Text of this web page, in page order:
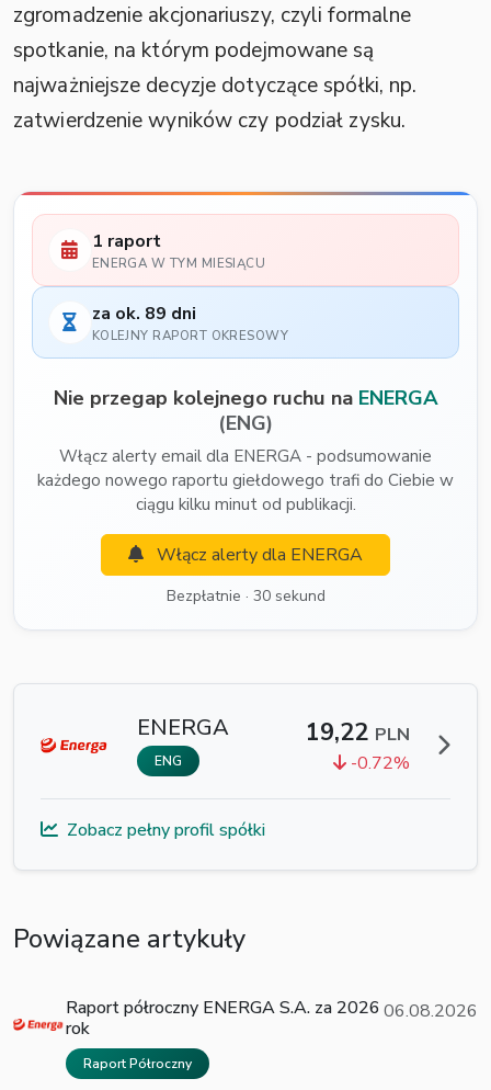
zgromadzenie akcjonariuszy, czyli formalne
spotkanie, na którym podejmowane są
najważniejsze decyzje dotyczące spółki, np.
zatwierdzenie wyników czy podział zysku.
1 raport
ENERGA W TYM MIESIĄCU
za ok. 89 dni
KOLEJNY RAPORT OKRESOWY
Nie przegap kolejnego ruchu na ENERGA
(ENG)
Włącz alerty email dla ENERGA - podsumowanie
każdego nowego raportu giełdowego trafi do Ciebie w
ciągu kilku minut od publikacji.
Włącz alerty dla ENERGA
Bezpłatnie · 30 sekund
ENERGA
ENG
19,22 PLN
-0.72%
Zobacz pełny profil spółki
Powiązane artykuły
Raport półroczny ENERGA S.A. za 2026
rok
Raport Półroczny
06.08.2026